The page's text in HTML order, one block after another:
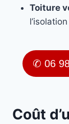
Toiture
✆ 06
Coût